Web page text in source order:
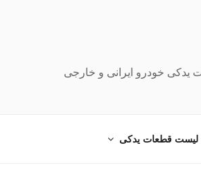
یدکی خودرو ایرانی و خارجی
لیست قطعات یدکی